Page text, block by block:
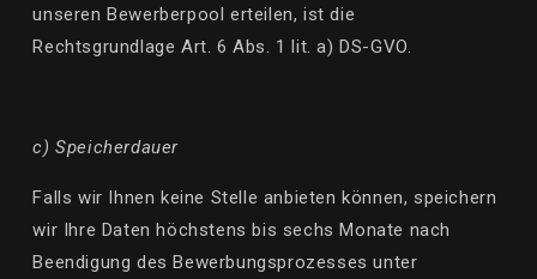
unseren Bewerberpool erteilen, ist die
Rechtsgrundlage Art. 6 Abs. 1 lit. a) DS-GVO.
c) Speicherdauer
Falls wir Ihnen keine Stelle anbieten können, speichern
wir Ihre Daten höchstens bis sechs Monate nach
Beendigung des Bewerbungsprozesses unter